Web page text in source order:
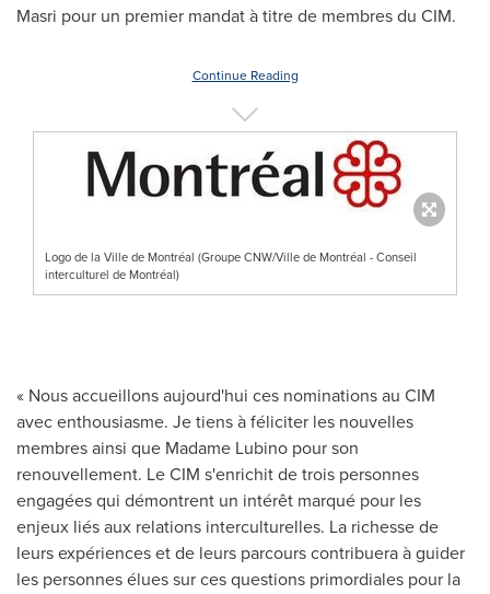
Masri pour un premier mandat à titre de membres du CIM.
Continue Reading
Logo de la Ville de Montréal (Groupe CNW/Ville de Montréal - Conseil
interculturel de Montréal)
« Nous accueillons aujourd'hui ces nominations au CIM
avec enthousiasme. Je tiens à féliciter les nouvelles
membres ainsi que Madame Lubino pour son
renouvellement. Le CIM s'enrichit de trois personnes
engagées qui démontrent un intérêt marqué pour les
enjeux liés aux relations interculturelles. La richesse de
leurs expériences et de leurs parcours contribuera à guider
les personnes élues sur ces questions primordiales pour la